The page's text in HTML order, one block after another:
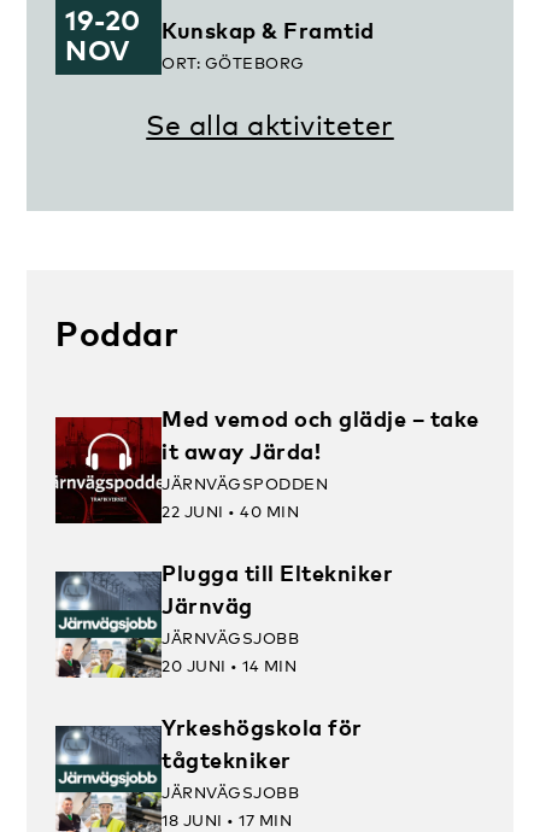
19-20
NOV
Kunskap & Framtid
ORT: GÖTEBORG
Se alla aktiviteter
Poddar
Med vemod och glädje – take
it away Järda!
JÄRNVÄGSPODDEN
22 JUNI • 40 MIN
Plugga till Eltekniker
Järnväg
JÄRNVÄGSJOBB
20 JUNI • 14 MIN
Yrkeshögskola för
tågtekniker
JÄRNVÄGSJOBB
18 JUNI • 17 MIN